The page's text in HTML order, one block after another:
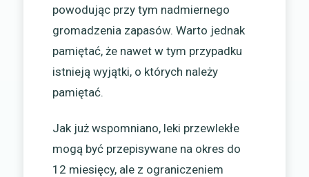
powodując przy tym nadmiernego
gromadzenia zapasów. Warto jednak
pamiętać, że nawet w tym przypadku
istnieją wyjątki, o których należy
pamiętać.
Jak już wspomniano, leki przewlekłe
mogą być przepisywane na okres do
12 miesięcy, ale z ograniczeniem